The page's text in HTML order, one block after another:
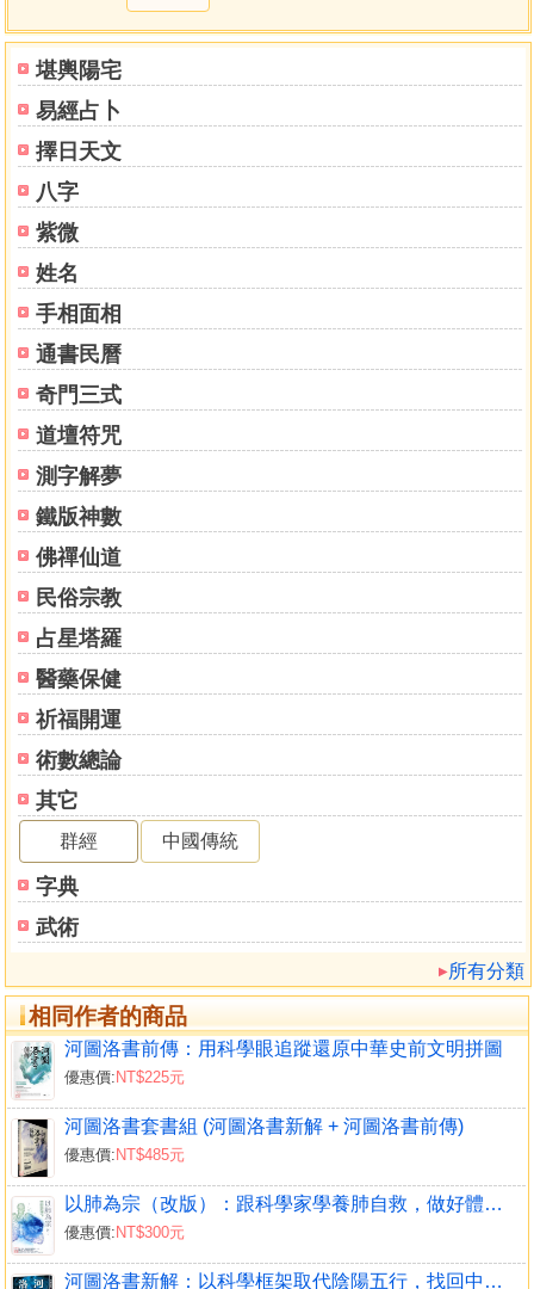
堪輿陽宅
易經占卜
擇日天文
八字
紫微
姓名
手相面相
通書民曆
奇門三式
道壇符咒
測字解夢
鐵版神數
佛禪仙道
民俗宗教
占星塔羅
醫藥保健
祈福開運
術數總論
其它
群經 中國傳統
字典
武術
所有分類
相同作者的商品
河圖洛書前傳：用科學眼追蹤還原中華史前文明拼圖
優惠價: NT$225元
河圖洛書套書組 (河圖洛書新解 + 河圖洛書前傳)
優惠價: NT$485元
以肺為宗（改版）：跟科學家學養肺自救，做好體內環保抗老化
優惠價: NT$300元
河圖洛書新解：以科學框架取代陰陽五行，找回中國人的創新智慧
結繩記事與數位編碼的連結，從與世界其他地區古文明的對
照，
發現原來過去那段輝煌的文明曾經存在，卻讓一顆爆炸威力
相當於一千萬顆廣島原子彈的隕石打得灰飛煙滅，
情節雖然有如科幻小說，但在考古證據支持下，證明都是事
實，經過文獻的比對分析，其結果更令人嘆為觀止。
作者簡介 姓名：王唯工
臺灣大學物理系學士、清華大學物理研究所碩士；1969年因
對中醫感到興趣，放棄史丹福及耶魯，選擇進入約翰霍浦金
斯大學生物物理系主攻神經科學，於1973年獲得博士學位。
曾任中山大學物理系創系主任、陽明大學醫工所所長，並在
臺大電機系醫工組、中國醫藥學院中醫所任職授課。
1988年首次製成脈診儀，在臺大、榮總、中國醫藥學院等多
處與西醫會診，並與黃維三、林昭庚、張步桃、張家訓、潘
念宗、胡秀卿、鐘傑、崔玖等中西醫先進合作研究。長期從
事漢唐醫學之研究，以及各種非侵入性醫療器材之開發。
得到經濟部發明獎，發明上的貢獻連續收錄於Marquis世界名
人錄，並獲頒醫學工程學會韓偉服務獎章及文化部金鼎獎。
著作：
《氣的樂章》、《水的漫舞》、《氣血的旋律》、《氣的大
合唱》
《以脈為師》、《以頸為鑰》、《以肺為宗》、《以腎為
基》
《王唯工科學脈診全書（精裝典藏書盒版）》
《河圖洛書前傳（暢銷改版）：用科學眼追蹤還原中華史前
文明拼圖》
《河圖洛書新解（暢銷改版）：以科學框架取代陰陽五行，
找回中國人的創新智慧 》
相關著作：《河圖洛書前傳：用科學眼追蹤還原中華史前文
明拼圖（暢銷改版）》《河圖洛書新解：以科學框架取代陰
陽五行，找回中國人的創新智慧(暢銷改版)》《以肺為宗（改
版）：跟科學家學養肺自救，做好體內環保抗老化》《以脈
為師 （改版）：科學解讀脈波曲線，以脈診分析治未病》
《以腎為基 （改版）：用現代科學看中醫腎脈，解析傳統氣
功養生源流》《以頸為鑰（改版）：跟百齡人瑞學脖子保
健，輕鬆疏通百病之源》《王唯工科學脈診全書（精裝典藏
書盒版）》《以腎為基：用現代科學看中醫腎脈，解析傳統
氣功養生源流》《以肺為宗：跟科學家學養肺自救，做好體
內環保抗老化》《河圖洛書前傳：用科學眼追蹤還原中華史
前文明拼圖》《以頸為鑰：跟百齡人瑞學脖子保健，輕鬆疏
通百病之源》《河圖洛書新解：以科學框架取代陰陽五行，